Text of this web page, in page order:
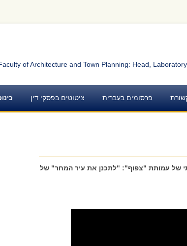
of Architecture and Town Planning: Head,
פרסומים בעברית ציטוטים בפסקי דין
– ישראל 2050", הכנס השנתי של עמותת "צפוף": "לתכנן את עיר המחר" של